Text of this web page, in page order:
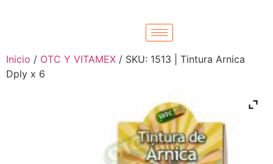
Inicio / OTC Y VITAMEX / SKU: 1513 | Tintura Arnica
Dply x 6